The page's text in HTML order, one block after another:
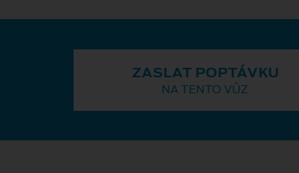
ZASLAT POPTÁVKU
NA TENTO VŮZ